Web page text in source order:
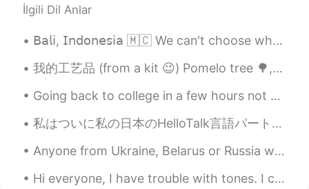
CN EN
你可以打电话给我讲中文，哈哈
Jean
CN EN
因为每个人的时间不一样，而且跟不熟悉的
人不知道聊什么
打电话是OK的，但是不要上来就要打电话，
İlgili Dil Anlar
𝖡𝖺𝗅𝗂, 𝖨𝗇𝖽𝗈𝗇𝖾𝗌𝗂𝖺 🇲🇨 We can't choose where we come from, But we can choose where we go from there....
我的工艺品 (from a kit 😉) Pomelo tree 🌳, the fruit I picked, and the process of separating the edible ...
Going back to college in a few hours not very excited :/ I wish university was more efficient and...
私はついに私の日本のHelloTalk言語パートナーに直接会うことができました。 私たちは一緒に素晴らしい時間を過ごし、私たちの友情はかつてないほど強くなりました。 ここでこんなに素晴らしい友達...
Anyone from Ukraine, Belarus or Russia watch this show? I find the events very interesting and ho...
Hi everyone, I have trouble with tones. I can hold small talk but most of the time I mess up with...